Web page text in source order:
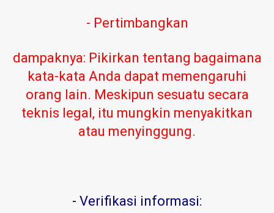
- Pertimbangkan
dampaknya: Pikirkan tentang bagaimana
kata-kata Anda dapat memengaruhi
orang lain. Meskipun sesuatu secara
teknis legal, itu mungkin menyakitkan
atau menyinggung.
- Verifikasi informasi: